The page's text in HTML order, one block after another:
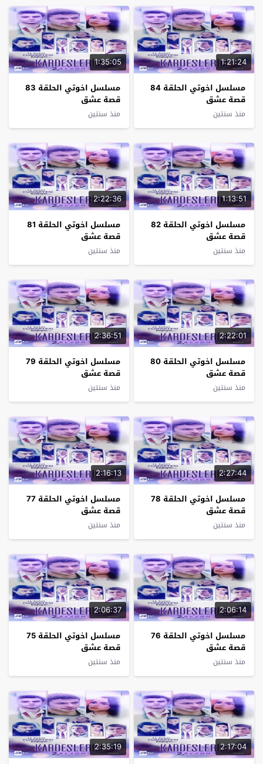
1:21:24
مسلسل اخوتي الحلقة 84
قصة عشق
منذ سنتين
1:35:05
مسلسل اخوتي الحلقة 83
قصة عشق
منذ سنتين
1:13:51
مسلسل اخوتي الحلقة 82
قصة عشق
منذ سنتين
2:22:36
مسلسل اخوتي الحلقة 81
قصة عشق
منذ سنتين
2:22:01
مسلسل اخوتي الحلقة 80
قصة عشق
منذ سنتين
2:36:51
مسلسل اخوتي الحلقة 79
قصة عشق
منذ سنتين
2:27:44
مسلسل اخوتي الحلقة 78
قصة عشق
منذ سنتين
2:16:13
مسلسل اخوتي الحلقة 77
قصة عشق
منذ سنتين
2:06:14
مسلسل اخوتي الحلقة 76
قصة عشق
منذ سنتين
2:06:37
مسلسل اخوتي الحلقة 75
قصة عشق
منذ سنتين
2:17:04
2:35:19